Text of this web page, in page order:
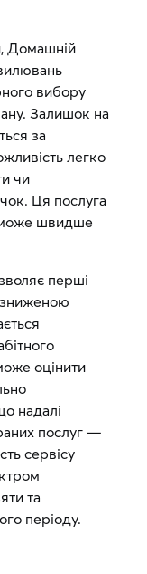
Домашній
вибору
Залишок на
за
легко
чи
Ця послуга
швидше
перші
зниженою
оцінити
надалі
послуг —
сервісу
та
періоду.